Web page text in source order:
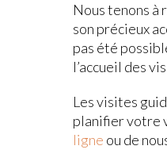
Nous tenons à
son précieux
pas été
l’accueil des
Les visites
planifier votre
ligne ou de